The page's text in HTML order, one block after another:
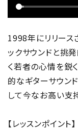
1998年にリリース
ックサウンドと挑
く若者の心情を鋭
的なギターサウン
して今なお高い支
【レッスンポイント】